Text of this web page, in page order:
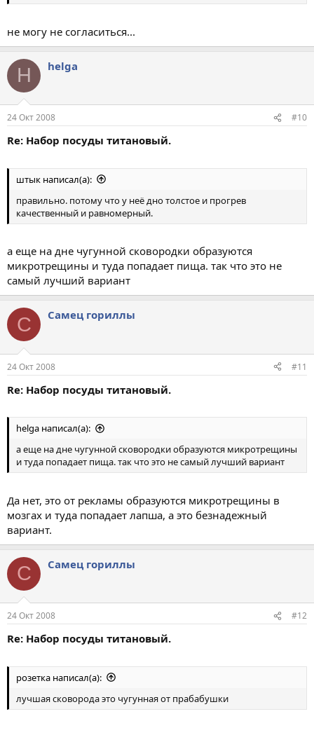
не могу не согласиться...
H helga
24 Окт 2008 #10
Re: Набор посуды титановый.
штык написал(а):
правильно. потому что у неё дно толстое и прогрев
качественный и равномерный.
а еще на дне чугунной сковородки образуются
микротрещины и туда попадает пища. так что это не
самый лучший вариант
С Самец гориллы
24 Окт 2008 #11
Re: Набор посуды титановый.
helga написал(а):
а еще на дне чугунной сковородки образуются микротрещины
и туда попадает пища. так что это не самый лучший вариант
Да нет, это от рекламы образуются микротрещины в
мозгах и туда попадает лапша, а это безнадежный
вариант.
С Самец гориллы
24 Окт 2008 #12
Re: Набор посуды титановый.
розетка написал(а):
лучшая сковорода это чугунная от прабабушки